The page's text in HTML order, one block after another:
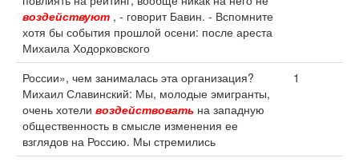
воздействуют , - говорит Бавин. - Вспомните
хотя бы события прошлой осени: после ареста
Михаила Ходорковского
России», чем занималась эта организация?
Михаил Славинский: Мы, молодые эмигранты,
очень хотели воздействовать на западную
общественность в смысле изменения ее
взглядов на Россию. Мы стремились
1